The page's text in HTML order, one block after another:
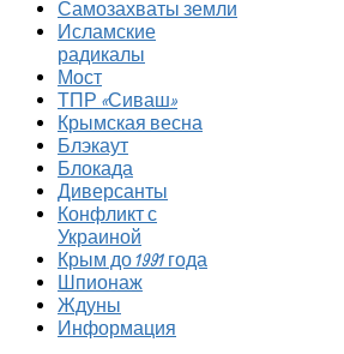
Самозахваты земли
Исламские
радикалы
Мост
ТПР «Сиваш»
Крымская весна
Блэкаут
Блокада
Диверсанты
Конфликт с
Украиной
Крым до 1991 года
Шпионаж
Ждуны
Информация